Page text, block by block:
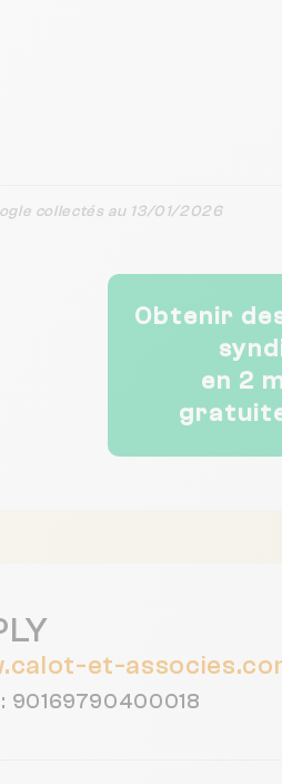
collectés au 13/01/2026
Obtenir
en 2
et-
90169790400018